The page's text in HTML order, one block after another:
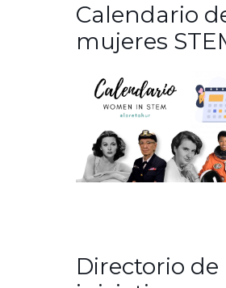
Calendario
mujeres
Directorio de